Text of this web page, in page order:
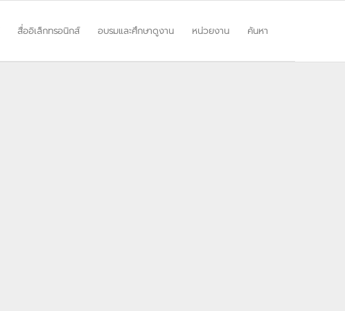
สื่ออิเล็กทรอนิกส์ อบรมและศึกษาดูงาน หน่วยงาน ค้นหา